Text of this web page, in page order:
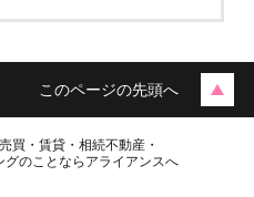
このページの先頭へ
買・賃貸・相続不動産・
のことならアライアンスへ